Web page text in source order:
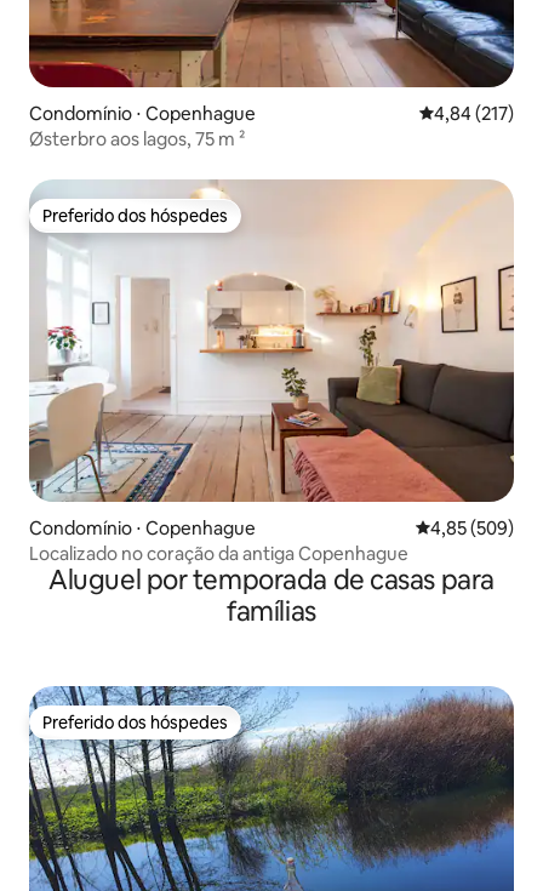
Condomínio ⋅ Copenhague 4,84 de uma
4,84 (217)
Østerbro aos lagos, 75 m ²
Preferido dos hóspedes
Preferido dos hóspedes
Condomínio ⋅ Copenhague 4,85 de uma
4,85 (509)
Localizado no coração da antiga Copenhague
Aluguel por temporada de casas para
famílias
Preferido dos hóspedes
Preferido dos hóspedes